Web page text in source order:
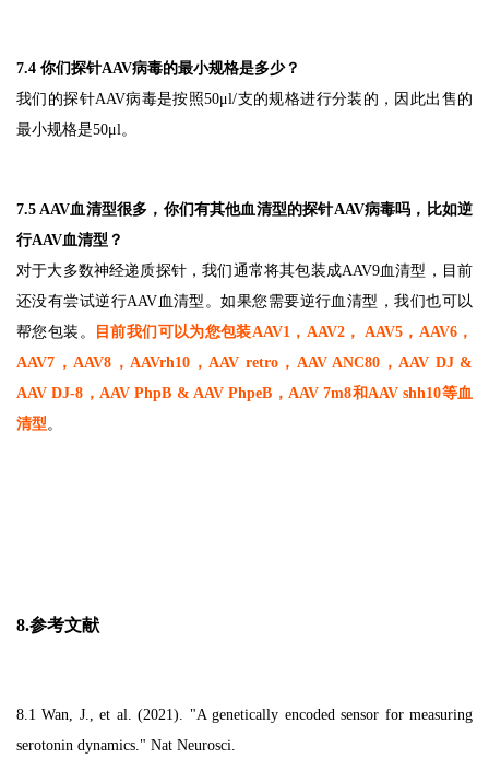
7.4 你们探针AAV病毒的最小规格是多少？
我们的探针AAV病毒是按照50μl/支的规格进行分装的，因此出售的
最小规格是50μl。
7.5 AAV血清型很多，你们有其他血清型的探针AAV病毒吗，比如逆
行AAV血清型？
对于大多数神经递质探针，我们通常将其包装成AAV9血清型，目前
还没有尝试逆行AAV血清型。如果您需要逆行血清型，我们也可以
帮您包装。
目前我们可以为您包装AAV1，AAV2， AAV5，AAV6，
AAV7，AAV8，AAVrh10，AAV retro，AAV ANC80，AAV DJ &
AAV DJ-8，AAV PhpB & AAV PhpeB，AAV 7m8和AAV shh10等血
清型。
8.参考文献
8.1 Wan, J., et al. (2021). "A genetically encoded sensor for measuring
serotonin dynamics." Nat Neurosci.